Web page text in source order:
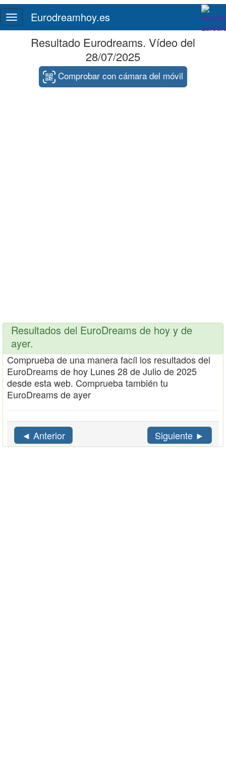
Toggle
navigation
Eurodreamhoy.es
Resultado Eurodreams. Vídeo del
28/07/2025
Comprobar con cámara del móvil
Resultados del EuroDreams de hoy y de
ayer.
Comprueba de una manera facíl los resultados del
EuroDreams de hoy Lunes 28 de Julio de 2025
desde esta web. Comprueba también tu
EuroDreams de ayer
◄ Anterior Siguiente ►